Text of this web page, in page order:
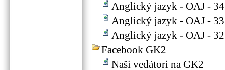
Anglický jazyk - OAJ -
Anglický jazyk - OAJ -
Anglický jazyk - OAJ -
Facebook GK2
Naši vedátori na GK2